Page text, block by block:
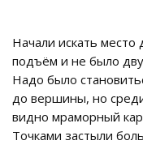
Начали искать место
подъём и не было
Надо было
до вершины, но среди
видно мраморный
Точками застыли